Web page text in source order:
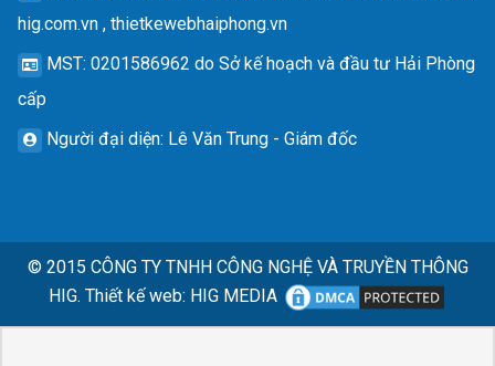
hig.com.vn , thietkewebhaiphong.vn
MST: 0201586962 do Sở kế hoạch và đầu tư Hải Phòng
cấp
Người đại diện: Lê Văn Trung - Giám đốc
© 2015 CÔNG TY TNHH CÔNG NGHỆ VÀ TRUYỀN THÔNG
HIG. Thiết kế web: HIG MEDIA